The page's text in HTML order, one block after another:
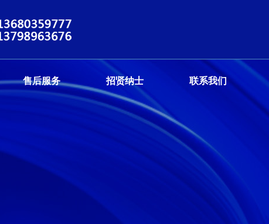
售后服务 招贤纳士 联系我们